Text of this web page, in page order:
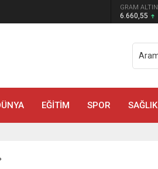
GRAM ALTIN
6.660,55
EĞİTİM SPOR SAĞLIK